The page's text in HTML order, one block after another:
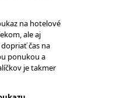
na hotelové
ale aj
čas na
ponukou a
je takmer